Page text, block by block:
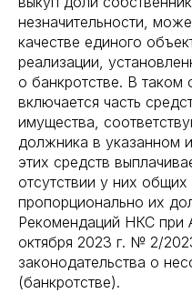
незначительности,
качестве единого
реализации,
о банкротстве. В таком
включается часть
имущества,
должника в указанном
этих средств
отсутствии у них
пропорционально их
Рекомендаций НКС при
октября 2023 г. № 2/
законодательства о
(банкротстве).